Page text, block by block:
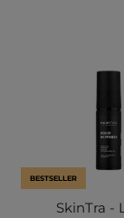
BESTSELLER
SkinTra -